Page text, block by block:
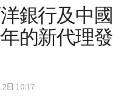
銀行及中國
的新代理發
日 10:17